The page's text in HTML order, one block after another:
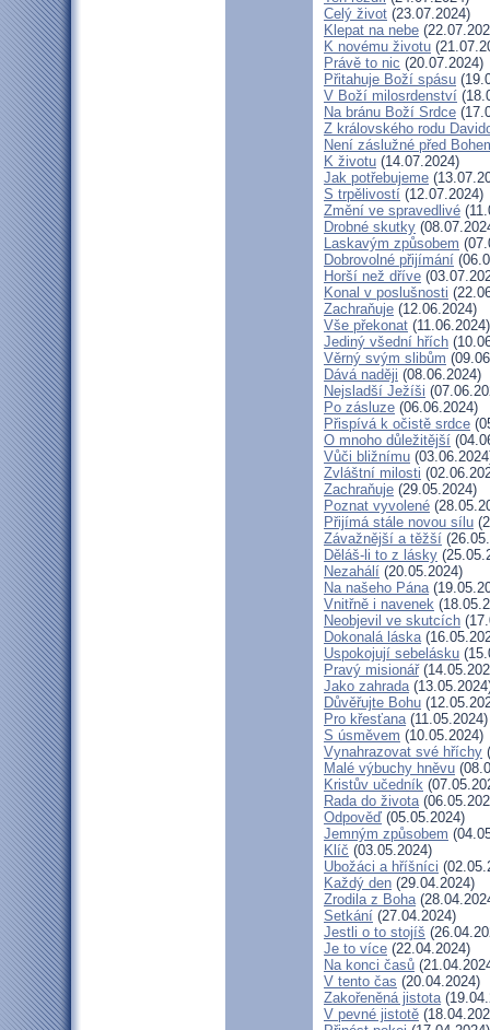
Celý život (23.07.2024)
Klepat na nebe
K novému životu
Právě to nic (20.07.2024)
Přitahuje Boží spásu
V Boží milosrdenství
Na bránu Boží Srdce
Z královského rodu
Není záslužné před
K životu (14.07.2024)
Jak potřebujeme
S trpělivostí (12.07.2024)
Změní ve spravedlivé
Drobné skutky
Laskavým způsobem
Dobrovolné přijímání
Horší než dříve
Konal v poslušnosti
Zachraňuje (12.06.2024)
Vše překonat (11.06.2024)
Jediný všední hřích
Věrný svým slibům
Dává naději (08.06.2024)
Nejsladší Ježíši
Po zásluze (06.06.2024)
Přispívá k očistě srdce
O mnoho důležitější
Vůči bližnímu
Zvláštní milosti
Zachraňuje (29.05.2024)
Poznat vyvolené
Přijímá stále novou sílu
Závažnější a těžší
Děláš-li to z lásky
Nezahálí (20.05.2024)
Na našeho Pána
Vnitřně i navenek
Neobjevil ve skutcích
Dokonalá láska
Uspokojují sebelásku
Pravý misionář
Jako zahrada
Důvěřujte Bohu
Pro křesťana(11.05.2024)
S úsměvem (10.05.2024)
Vynahrazovat své hříchy
Malé výbuchy hněvu
Kristův učedník
Rada do života
Odpověď (05.05.2024)
Jemným způsobem
Klíč (03.05.2024)
Ubožáci a hříšníci
Každý den (29.04.2024)
Zrodila z Boha
Setkání (27.04.2024)
Jestli o to stojíš
Je to více (22.04.2024)
Na konci časů
V tento čas (20.04.2024)
Zakořeněná jistota
V pevné jistotě